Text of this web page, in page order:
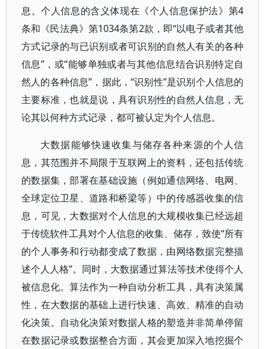
息。个人信息的含义体现在《个人信息保护法》第4
条和《民法典》第1034条第2款，即“以电子或者其他
方式记录的与已识别或者可识别的自然人有关的各种
信息”，或“能够单独或者与其他信息结合识别特定自
然人的各种信息”，据此，“识别性”是识别个人信息的
主要标准，也就是说，具有识别性的自然人信息，无
论其以何种方式记录，都可被认定为个人信息。
大数据能够快速收集与储存各种来源的个人信
息，其范围并不局限于互联网上的资料，还包括传统
的数据集，部署在基础设施（例如通信网络、电网、
全球定位卫星、道路和桥梁等）中的传感器收集的信
息，可见，大数据对个人信息的大规模收集已经远超
于传统软件工具对个人信息的收集、储存，致使“所有
的个人事务和行动都变成了数据，由网络数据完整描
述个人人格”。同时，大数据通过算法等技术使得个人
被信息化。算法作为一种自动分析工具，具有决策属
性，在大数据的基础上进行快速、高效、精准的自动
化决策。自动化决策对数据人格的塑造并非简单停留
在数据记录或数据整合方面，其会更加深入地挖掘个